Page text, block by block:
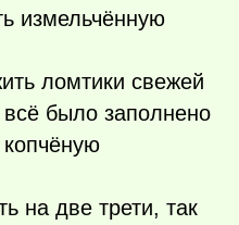
измельчённую
ломтики свежей
было заполнено
на две трети, так